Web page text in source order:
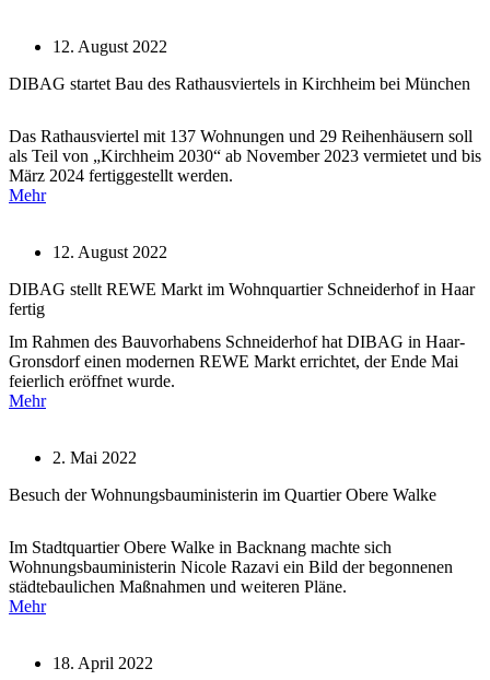
12. August 2022
DIBAG startet Bau des Rathausviertels in Kirchheim bei München
Das Rathausviertel mit 137 Wohnungen und 29 Reihenhäusern soll
als Teil von „Kirchheim 2030“ ab November 2023 vermietet und bis
März 2024 fertiggestellt werden.
Mehr
12. August 2022
DIBAG stellt REWE Markt im Wohnquartier Schneiderhof in Haar
fertig
Im Rahmen des Bauvorhabens Schneiderhof hat DIBAG in Haar-
Gronsdorf einen modernen REWE Markt errichtet, der Ende Mai
feierlich eröffnet wurde.
Mehr
2. Mai 2022
Besuch der Wohnungsbauministerin im Quartier Obere Walke
Im Stadtquartier Obere Walke in Backnang machte sich
Wohnungsbauministerin Nicole Razavi ein Bild der begonnenen
städtebaulichen Maßnahmen und weiteren Pläne.
Mehr
18. April 2022